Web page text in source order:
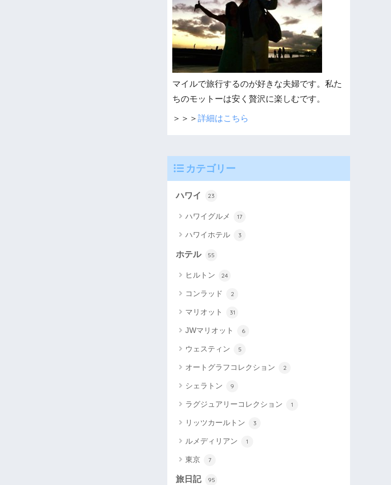
マイルで旅行するのが好きな夫婦です。私た
ちのモットーは安く贅沢に楽しむです。
＞＞＞詳細はこちら
カテゴリー
ハワイ 23
ハワイグルメ 17
ハワイホテル 3
ホテル 55
ヒルトン 24
コンラッド 2
マリオット 31
JWマリオット 6
ウェスティン 5
オートグラフコレクション 2
シェラトン 9
ラグジュアリーコレクション 1
リッツカールトン 3
ルメディリアン 1
東京 7
旅日記 95